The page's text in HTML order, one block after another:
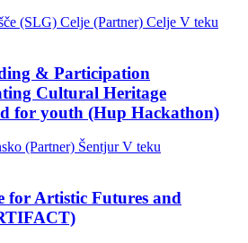
(SLG) Celje (Partner) Celje V teku
& Participation
Cultural Heritage
for youth (Hup Hackathon)
(Partner) Šentjur V teku
for Artistic Futures and